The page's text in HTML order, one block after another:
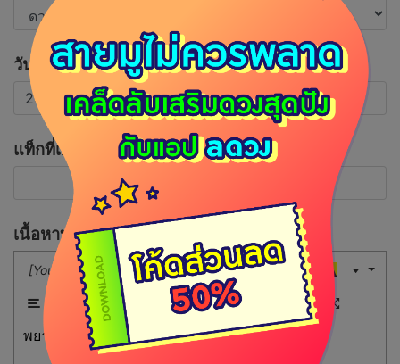
วันที่เผยแพร่บทความ
แท็กที่เกี่ยวข้อง
เนื้อหาบทความ
[Your Button] 16
พยากรณ์ประจำวันศุกร์ที่ 13 กันยายน 2567